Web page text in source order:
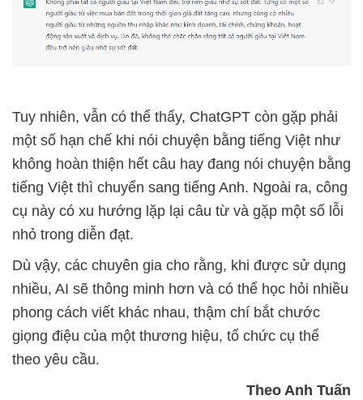
Tuy nhiên, vẫn có thể thấy, ChatGPT còn gặp phải
một số hạn chế khi nói chuyện bằng tiếng Việt như
không hoàn thiện hết câu hay đang nói chuyện bằng
tiếng Việt thì chuyển sang tiếng Anh. Ngoài ra, công
cụ này có xu hướng lặp lại câu từ và gặp một số lỗi
nhỏ trong diễn đạt.
Dù vậy, các chuyên gia cho rằng, khi được sử dụng
nhiều, AI sẽ thông minh hơn và có thể học hỏi nhiều
phong cách viết khác nhau, thậm chí bắt chước
giọng điệu của một thương hiệu, tổ chức cụ thể
theo yêu cầu.
Theo Anh Tuấn